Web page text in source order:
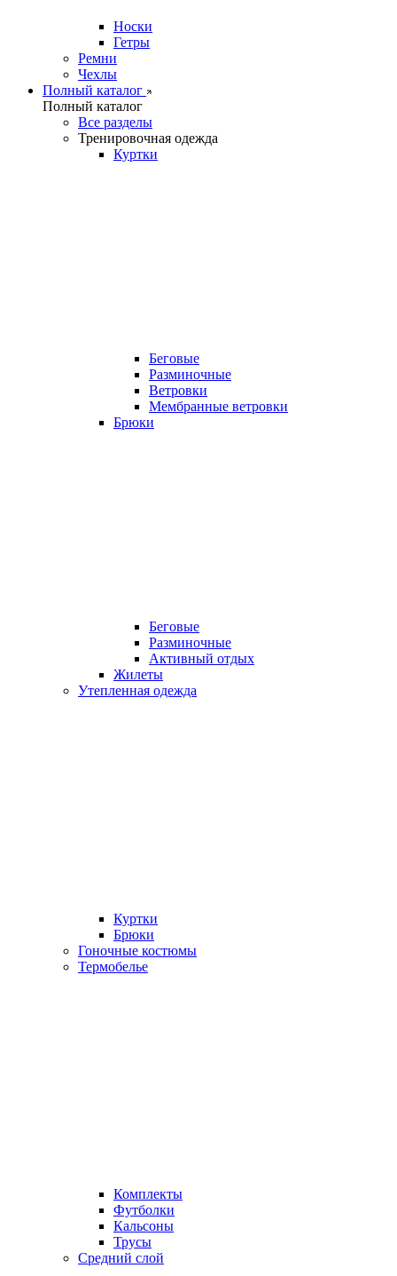
Носки
Гетры
Ремни
Чехлы
Полный каталог
Полный каталог
Все разделы
Тренировочная одежда
Куртки
Беговые
Разминочные
Ветровки
Мембранные ветровки
Брюки
Беговые
Разминочные
Активный отдых
Жилеты
Утепленная одежда
Куртки
Брюки
Гоночные костюмы
Термобелье
Комплекты
Футболки
Кальсоны
Трусы
Средний слой